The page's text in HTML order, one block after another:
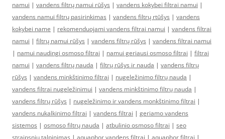
namui | vandens filtrų namui rūšys | vandens kokybei filtrai namui |
vandens namui filtrų pasirinkimas | vandens filtrų rtūšys | vandens
kokybei name | rekomenduojami vandens filtrai namui | vandens filtrai
namui | filtrų namui rūšys | vandens filtrų rūšys | vandens filtrai namui
| namui naudingi osmoso filtrai | namui geriausi osmoso filtrai | filtrai
namui | vandens filtrų nauda | filtrų rūšys ir nauda | vandens filtrų
rūšys | vandens minkštinimo filtrai | nugeležinimo filtrų nauda |
vandens filtrai nugeležinimui | vandens minkštinimo filtrų nauda |
vandens filtrų rūšys | nugeležinimo ir vandens monkštinimo filtrai |
vandens nukalkinimo filtrai | vandens filtrai | geriamo vandens
sistemos | osmoso filtrų nauda | atbulinio osmoso filtrai | seo
straipsniu talpinimas | aquaphor vandens filtrai | aquaphor filtrai |